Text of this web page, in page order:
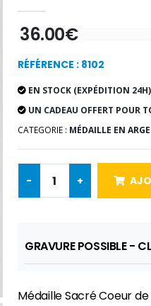
36.00€
RÉFÉRENCE : 8102
EN STOCK (EXPÉDITION 24H)
UN CADEAU OFFERT POUR
CATEGORIE : MÉDAILLE EN
- +
GRAVURE POSSIBLE -
Médaille Sacré Coeur